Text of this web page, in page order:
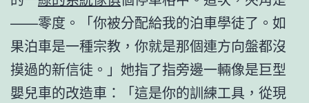
——零度。「你被分配給我的泊車學徒了。如
果泊車是一種宗教，你就是那個連方向盤都沒
摸過的新信徒。」她指了指旁邊一輛像是巨型
嬰兒車的改造車：「這是你的訓練工具，從現